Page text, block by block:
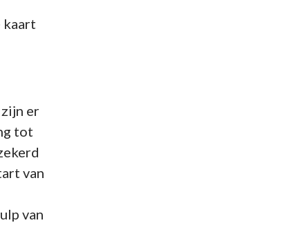
kaart
er
tot
van
van